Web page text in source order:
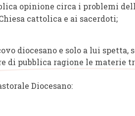
opinione circa i problemi
cattolica e ai sacerdoti;
diocesano e solo a lui spetta,
pubblica ragione le materie
Diocesano: